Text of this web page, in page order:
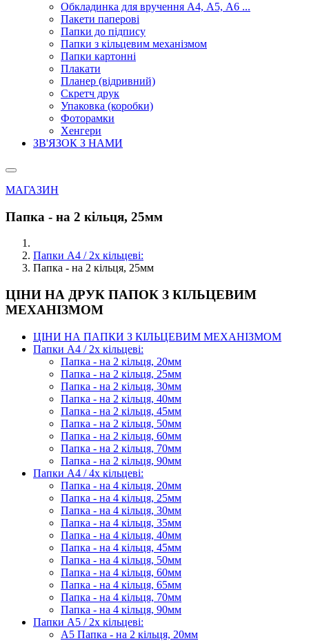
Обкладинка для вручення А4, А5, А6 ...
Пакети паперові
Папки до підпису
Папки з кільцевим механізмом
Папки картонні
Плакати
Планер (відривний)
Скретч друк
Упаковка (коробки)
Фоторамки
Хенгери
ЗВ'ЯЗОК З НАМИ
МАГАЗИН
Папка - на 2 кільця, 25мм
Папки А4 / 2х кільцеві:
Папка - на 2 кільця, 25мм
ЦІНИ НА ДРУК ПАПОК З КІЛЬЦЕВИМ
МЕХАНІЗМОМ
ЦІНИ НА ПАПКИ З КІЛЬЦЕВИМ МЕХАНІЗМОМ
Папки А4 / 2х кільцеві:
Папка - на 2 кільця, 20мм
Папка - на 2 кільця, 25мм
Папка - на 2 кільця, 30мм
Папка - на 2 кільця, 40мм
Папка - на 2 кільця, 45мм
Папка - на 2 кільця, 50мм
Папка - на 2 кільця, 60мм
Папка - на 2 кільця, 70мм
Папка - на 2 кільця, 90мм
Папки А4 / 4х кільцеві:
Папка - на 4 кільця, 20мм
Папка - на 4 кільця, 25мм
Папка - на 4 кільця, 30мм
Папка - на 4 кільця, 35мм
Папка - на 4 кільця, 40мм
Папка - на 4 кільця, 45мм
Папка - на 4 кільця, 50мм
Папка - на 4 кільця, 60мм
Папка - на 4 кільця, 65мм
Папка - на 4 кільця, 70мм
Папка - на 4 кільця, 90мм
Папки А5 / 2х кільцеві:
А5 Папка - на 2 кільця, 20мм